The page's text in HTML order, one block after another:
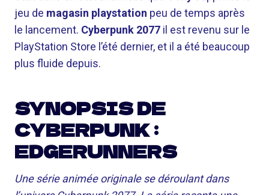
jeu de magasin playstation peu de temps après
le lancement. Cyberpunk 2077 il est revenu sur le
PlayStation Store l’été dernier, et il a été beaucoup
plus fluide depuis.
SYNOPSIS DE
CYBERPUNK :
EDGERUNNERS
Une série animée originale se déroulant dans